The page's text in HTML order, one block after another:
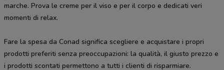
marche. Prova le creme per il viso e per il corpo e dedicati veri
momenti di relax.
Fare la spesa da Conad significa scegliere e acquistare i propri
prodotti preferiti senza preoccupazioni: la qualità, il giusto prezzo e
i prodotti scontati permettono a tutti i clienti di risparmiare.